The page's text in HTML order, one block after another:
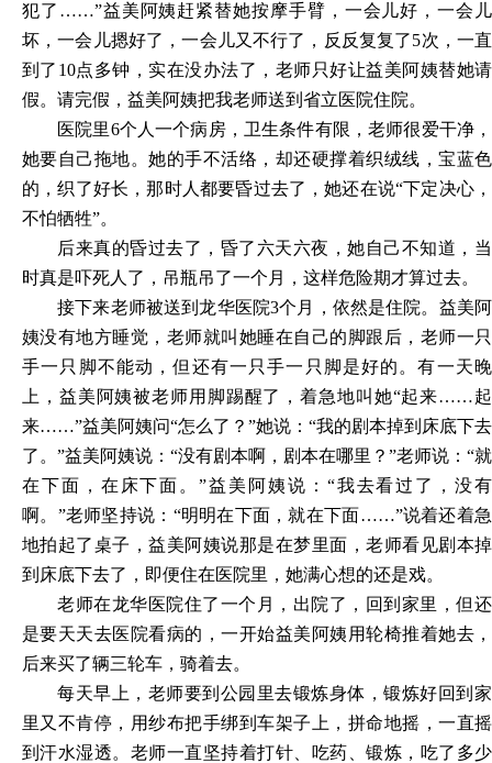
犯了……”益美阿姨赶紧替她按摩手臂，一会儿好，一会儿
坏，一会儿摁好了，一会儿又不行了，反反复复了5次，一直
到了10点多钟，实在没办法了，老师只好让益美阿姨替她请
假。请完假，益美阿姨把我老师送到省立医院住院。
医院里6个人一个病房，卫生条件有限，老师很爱干净，
她要自己拖地。她的手不活络，却还硬撑着织绒线，宝蓝色
的，织了好长，那时人都要昏过去了，她还在说“下定决心，
不怕牺牲”。
后来真的昏过去了，昏了六天六夜，她自己不知道，当
时真是吓死人了，吊瓶吊了一个月，这样危险期才算过去。
接下来老师被送到龙华医院3个月，依然是住院。益美阿
姨没有地方睡觉，老师就叫她睡在自己的脚跟后，老师一只
手一只脚不能动，但还有一只手一只脚是好的。有一天晚
上，益美阿姨被老师用脚踢醒了，着急地叫她“起来……起
来……”益美阿姨问“怎么了？”她说：“我的剧本掉到床底下去
了。”益美阿姨说：“没有剧本啊，剧本在哪里？”老师说：“就
在下面，在床下面。”益美阿姨说：“我去看过了，没有
啊。”老师坚持说：“明明在下面，就在下面……”说着还着急
地拍起了桌子，益美阿姨说那是在梦里面，老师看见剧本掉
到床底下去了，即便住在医院里，她满心想的还是戏。
老师在龙华医院住了一个月，出院了，回到家里，但还
是要天天去医院看病的，一开始益美阿姨用轮椅推着她去，
后来买了辆三轮车，骑着去。
每天早上，老师要到公园里去锻炼身体，锻炼好回到家
里又不肯停，用纱布把手绑到车架子上，拼命地摇，一直摇
到汗水湿透。老师一直坚持着打针、吃药、锻炼，吃了多少